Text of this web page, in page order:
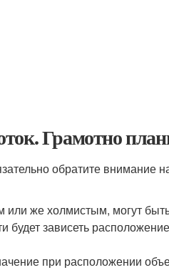
Грамотно
обратите внимание
же холмистым, могут
будет зависеть
при расположении